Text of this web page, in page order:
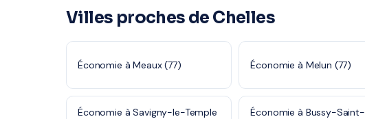
Villes proches de Chelles
Économie à Meaux (77) Économie à Melun (77)
Économie à Savigny-le-Temple
Économie à Bussy-Saint-